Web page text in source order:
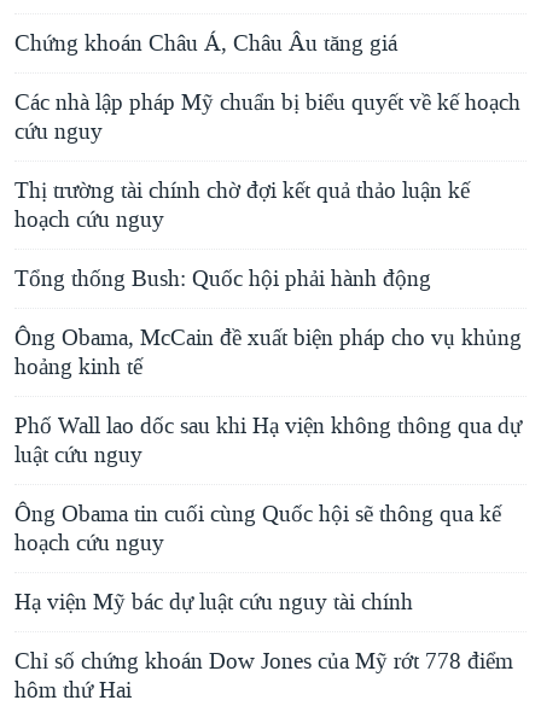
Chứng khoán Châu Á, Châu Âu tăng giá
Các nhà lập pháp Mỹ chuẩn bị biểu quyết về kế hoạch
cứu nguy
Thị trường tài chính chờ đợi kết quả thảo luận kế
hoạch cứu nguy
Tổng thống Bush: Quốc hội phải hành động
Ông Obama, McCain đề xuất biện pháp cho vụ khủng
hoảng kinh tế
Phố Wall lao dốc sau khi Hạ viện không thông qua dự
luật cứu nguy
Ông Obama tin cuối cùng Quốc hội sẽ thông qua kế
hoạch cứu nguy
Hạ viện Mỹ bác dự luật cứu nguy tài chính
Chỉ số chứng khoán Dow Jones của Mỹ rớt 778 điểm
hôm thứ Hai